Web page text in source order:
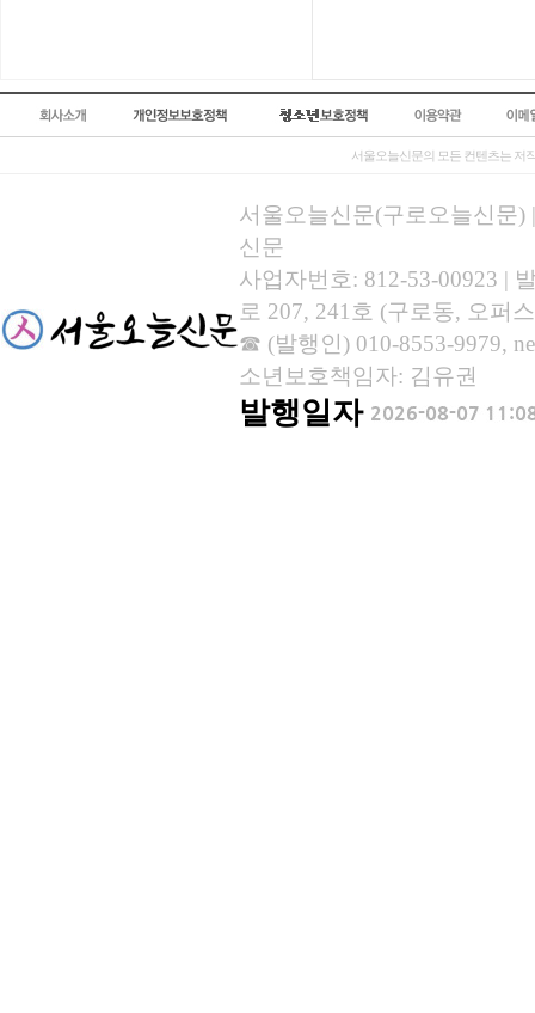
서울오늘신문의 모든 컨텐츠는 저
서울오늘신문(구로오늘신문)
신문
사업자번호: 812-53-00923 |
로 207, 241호 (구로동, 오퍼
☎ (발행인) 010-8553-9979,
소년보호책임자: 김유권
발행일자